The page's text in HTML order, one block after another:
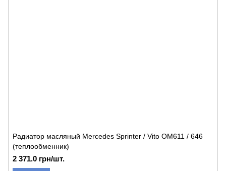
Радиатор масляный Mercedes Sprinter / Vito OM611 / 646
(теплообменник)
2 371.0 грн/шт.